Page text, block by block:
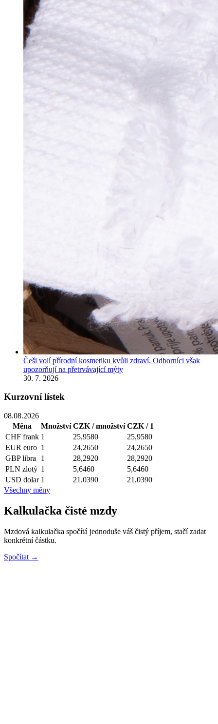
Češi volí přírodní kosmetiku kvůli zdraví. Odborníci však
upozorňují na přetrvávající mýty
30. 7. 2026
Kurzovní lístek
08.08.2026
Měna
Množství CZK / množství CZK / 1
CHF frank 1 25,9580
25,9580
EUR euro 1 24,2650
24,2650
GBP libra 1 28,2920
28,2920
PLN zlotý 1 5,6460
5,6460
USD dolar 1 21,0390
21,0390
Všechny měny
Kalkulačka čisté mzdy
Mzdová kalkulačka spočítá jednoduše váš čistý příjem, stačí zadat
konkrétní částku.
Spočítat →